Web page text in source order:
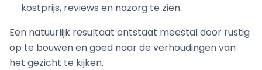
kostprijs, reviews en nazorg te zien.
Een natuurlijk resultaat ontstaat meestal door rustig
op te bouwen en goed naar de verhoudingen van
het gezicht te kijken.